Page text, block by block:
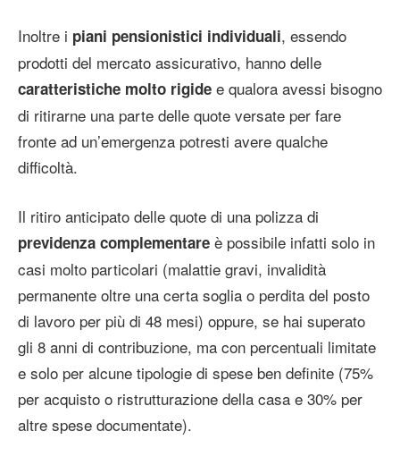
Inoltre i piani pensionistici individuali, essendo
prodotti del mercato assicurativo, hanno delle
caratteristiche molto rigide e qualora avessi bisogno
di ritirarne una parte delle quote versate per fare
fronte ad un’emergenza potresti avere qualche
difficoltà.
Il ritiro anticipato delle quote di una polizza di
previdenza complementare è possibile infatti solo in
casi molto particolari (malattie gravi, invalidità
permanente oltre una certa soglia o perdita del posto
di lavoro per più di 48 mesi) oppure, se hai superato
gli 8 anni di contribuzione, ma con percentuali limitate
e solo per alcune tipologie di spese ben definite (75%
per acquisto o ristrutturazione della casa e 30% per
altre spese documentate).